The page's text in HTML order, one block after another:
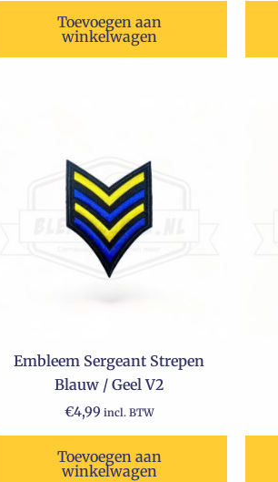
Toevoegen aan
winkelwagen
Embleem Sergeant Strepen
Blauw / Geel V2
€4,99 incl. BTW
Toevoegen aan
winkelwagen